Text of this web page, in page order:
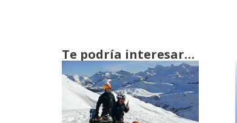
Te podría interesar…